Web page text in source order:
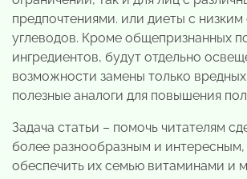
предпочтениями. или диеты с
углеводов. Кроме общепризнанных
ингредиентов, будут отдельно
возможности замены только
полезные аналоги для повышения
Задача статьи – помочь читателям
более разнообразным и
обеспечить их семью витаминами и